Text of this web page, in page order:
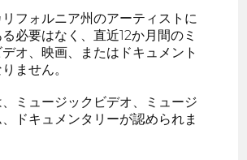
フォルニア州のアーティストに
必要はなく、直近12か月間のミ
オ、映画、またはドキュメント
ません。
ミュージックビデオ、ミュージ
ドキュメンタリーが認められま